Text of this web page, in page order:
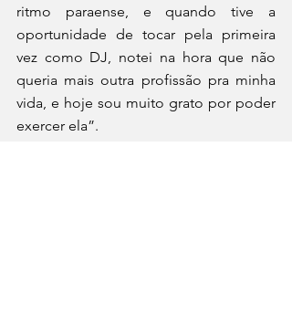
ritmo paraense, e quando tive a
oportunidade de tocar pela primeira
vez como DJ, notei na hora que não
queria mais outra profissão pra minha
vida, e hoje sou muito grato por poder
exercer ela”.